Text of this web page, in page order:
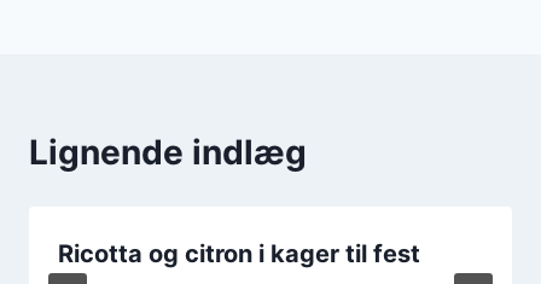
Lignende indlæg
Ricotta og citron i kager til fest